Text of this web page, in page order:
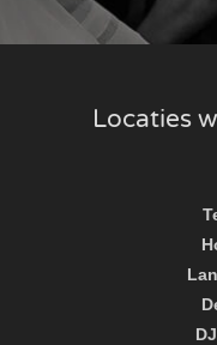
Locaties